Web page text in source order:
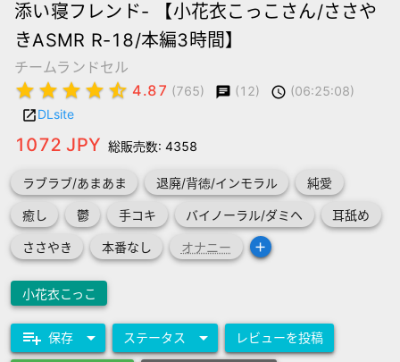
添い寝フレンド- 【小花衣こっこさん/ささや
きASMR R-18/本編3時間】
チームランドセル
star star star star star_half 4.87 (765) chat (12) schedule (06:25:08)
launchDLsite
1072 JPY 総販売数: 4358
ラブラブ/あまあま 退廃/背徳/インモラル 純愛
癒し 鬱 手コキ バイノーラル/ダミヘ 耳舐め
ささやき 本番なし オナニー add
小花衣こっこ
playlist_add 保存 arrow_drop_down ステータス arrow_drop_down レビューを投稿